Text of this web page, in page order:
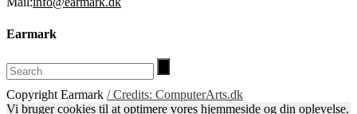
Earmark
Copyright Earmark / Credits: ComputerArts.dk
Vi bruger cookies til at optimere vores hjemmeside og din oplevelse.